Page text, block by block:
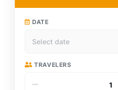
DATE
TRAVELERS